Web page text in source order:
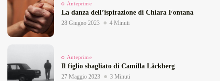
Anteprime
La danza dell’ispirazione di Chiara Fontana
28 Giugno 2023 4 Minuti
Anteprime
Il figlio sbagliato di Camilla Läckberg
27 Maggio 2023 3 Minuti